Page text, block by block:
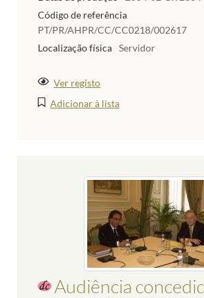
Código de referência
PT/PR/AHPR/CC/CC0218/002617
Localização física Servidor
Ver registo
Adicionar à lista
Audiência